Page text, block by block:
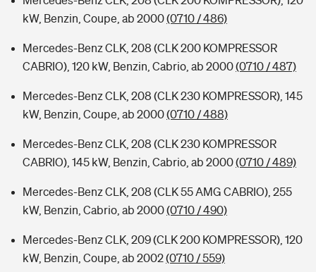
kW, Benzin, Coupe, ab 2000(0710 / 486)
Mercedes-Benz CLK, 208 (CLK 200 KOMPRESSOR
CABRIO), 120 kW, Benzin, Cabrio, ab 2000(0710 / 487)
Mercedes-Benz CLK, 208 (CLK 230 KOMPRESSOR), 145
kW, Benzin, Coupe, ab 2000(0710 / 488)
Mercedes-Benz CLK, 208 (CLK 230 KOMPRESSOR
CABRIO), 145 kW, Benzin, Cabrio, ab 2000(0710 / 489)
Mercedes-Benz CLK, 208 (CLK 55 AMG CABRIO), 255
kW, Benzin, Cabrio, ab 2000(0710 / 490)
Mercedes-Benz CLK, 209 (CLK 200 KOMPRESSOR), 120
kW, Benzin, Coupe, ab 2002(0710 / 559)